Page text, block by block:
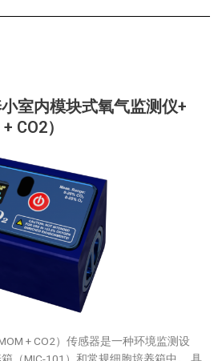
室内模块式氧气监测仪+
CO2）
+ CO2）传感器是一种环境监测设